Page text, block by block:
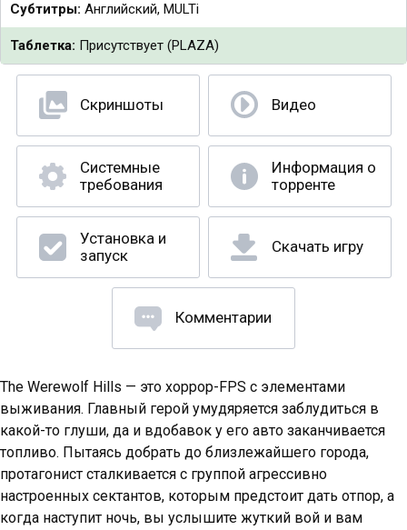
Субтитры: Английский, MULTi
Таблетка: Присутствует (PLAZA)
Скриншоты Видео
Системные
требования
Информация о
торренте
Установка и
запуск
Скачать игру
Комментарии
The Werewolf Hills — это хоррор-FPS с элементами
выживания. Главный герой умудяряется заблудиться в
какой-то глуши, да и вдобавок у его авто заканчивается
топливо. Пытаясь добрать до близлежайшего города,
протагонист сталкивается с группой агрессивно
настроенных сектантов, которым предстоит дать отпор, а
когда наступит ночь, вы услышите жуткий вой и вам